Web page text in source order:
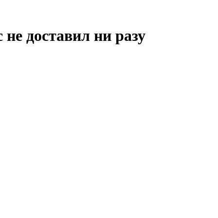
доставил ни разу